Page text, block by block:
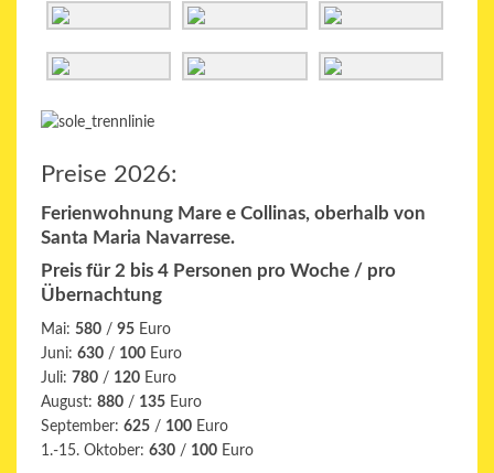
Preise 2026:
Ferienwohnung Mare e Collinas, oberhalb von
Santa Maria Navarrese.
Preis für 2 bis 4 Personen pro Woche / pro
Übernachtung
Mai: 580 / 95 Euro
Juni: 630 / 100 Euro
Juli: 780 / 120 Euro
August: 880 / 135 Euro
September: 625 / 100 Euro
1.-15. Oktober: 630 / 100 Euro